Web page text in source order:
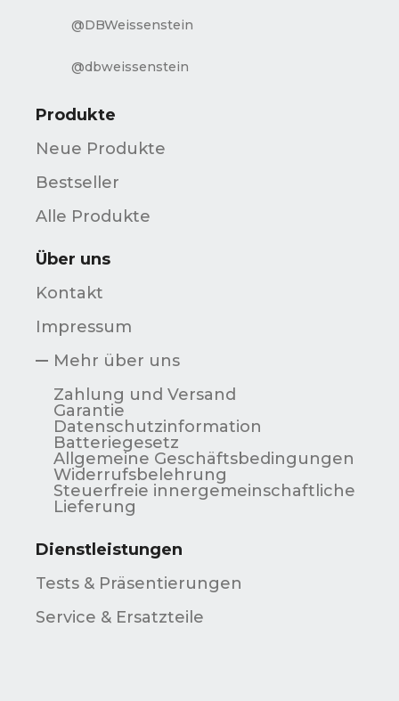
@DBWeissenstein
@dbweissenstein
Produkte
Neue Produkte
Bestseller
Alle Produkte
Über uns
Kontakt
Impressum
Mehr über uns
Zahlung und Versand
Garantie
Datenschutzinformation
Batteriegesetz
Allgemeine Geschäftsbedingungen
Widerrufsbelehrung
Steuerfreie innergemeinschaftliche
Lieferung
Dienstleistungen
Tests & Präsentierungen
Service & Ersatzteile